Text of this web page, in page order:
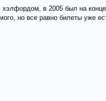
в 2005 был на
но все равно билеты уже